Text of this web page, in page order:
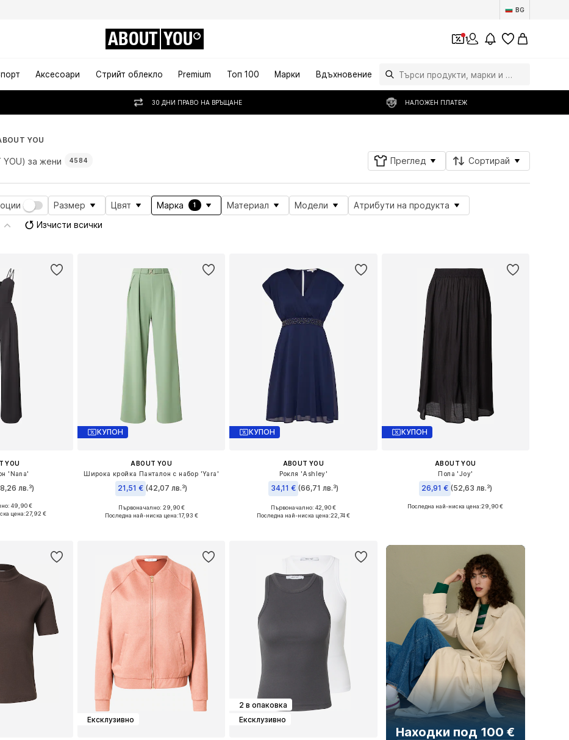
BG
ABOUT YOU 1
Аксесоари Стрийт облекло Premium Топ 100 Марки Вдъхновение
30 ДНИ ПРАВО НА ВРЪЩАНЕ НАЛОЖЕН ПЛАТЕЖ
YOU
YOU) за жени 4584 Преглед Сортирай
Размер Цвят Марка 1 Материал Модели
Атрибути на продукта
Изчисти всички
YOU
'Nana'
лв.³)
S, M, L, XL, XXL
49,90 €
цена:27,92 €
КУПОН
ABOUT YOU
Широка кройка Панталон с набор 'Yara'
21,51 € (42,07 лв.³)
Налични размери: 34, 36, 38, 40, 42, 44
Първоначално: 29,90 €
Последна най-ниска цена:17,93 €
КУПОН
ABOUT YOU
Рокля 'Ashley'
34,11 € (66,71 лв.³)
Налични размери: 34, 36, 38
Първоначално: 42,90 €
Последна най-ниска цена:22,74 €
КУПОН
ABOUT YOU
Пола 'Joy'
26,91 € (52,63 лв.³)
Налични размери: 36, 38, 40
Последна най-ниска цена:29,90 €
Ексклузивно
2 в опаковка
Ексклузивно
Находки под 100 €